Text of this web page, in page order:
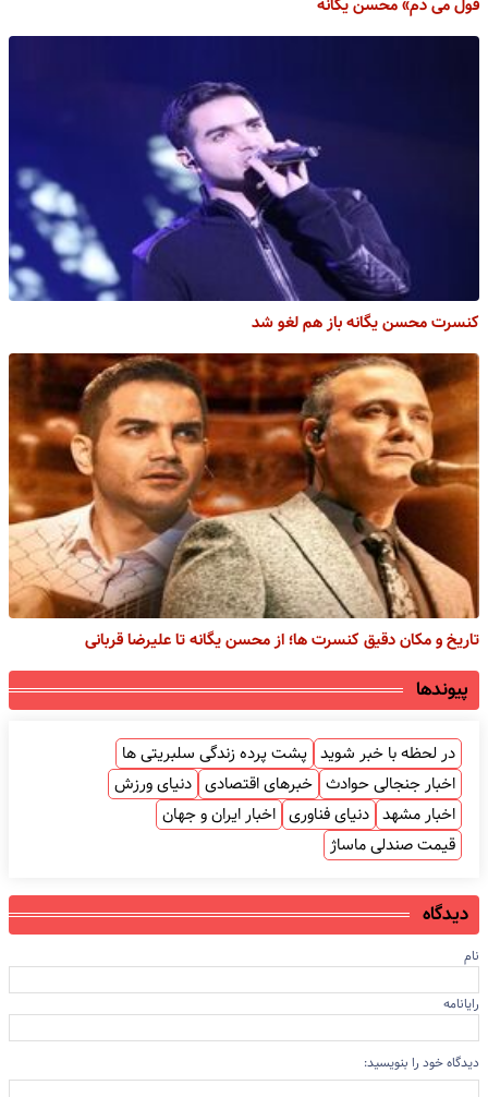
قول می دم» محسن یگانه
کنسرت محسن یگانه باز هم لغو شد
تاریخ و مکان دقیق کنسرت ها؛ از محسن یگانه تا علیرضا قربانی
پیوندها
در لحظه با خبر شوید پشت پرده زندگی سلبریتی ها
اخبار جنجالی حوادث خبرهای اقتصادی دنیای ورزش
اخبار مشهد دنیای فناوری اخبار ایران و جهان
قیمت صندلی ماساژ
دیدگاه
نام
رایانامه
دیدگاه خود را بنویسید: